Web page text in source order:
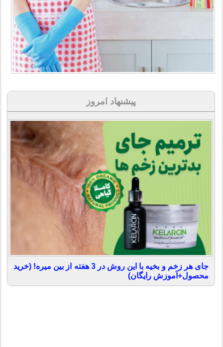
پیشنهاد امروز
جای هر زخم و بخیه با این روش در 3 هفته از بین میره! (خرید
محصول+آموزش رایگان)